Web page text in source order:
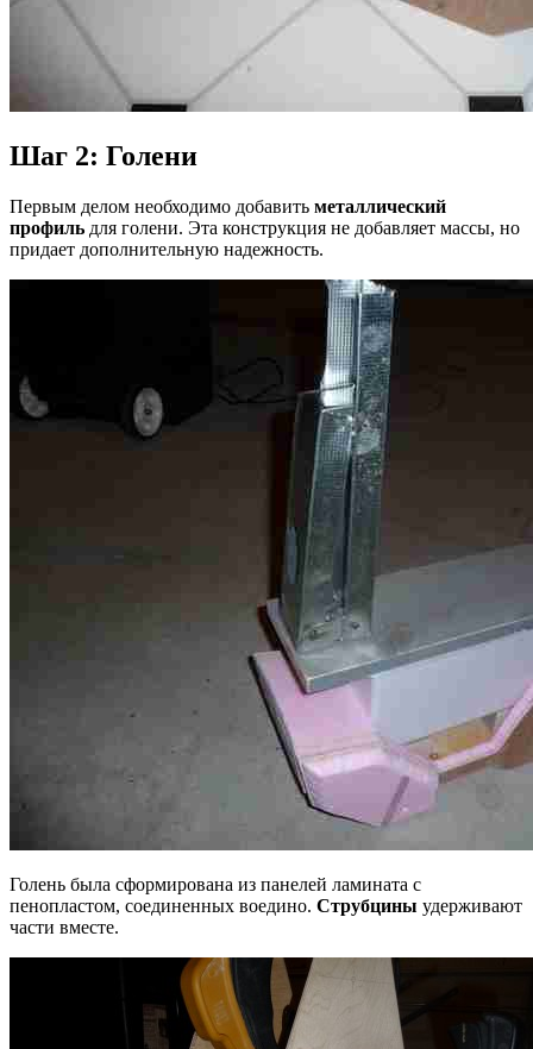
Шаг 2: Голени
Первым делом необходимо добавить металлический
профиль для голени. Эта конструкция не добавляет массы, но
придает дополнительную надежность.
Голень была сформирована из панелей ламината с
пенопластом, соединенных воедино. Струбцины удерживают
части вместе.